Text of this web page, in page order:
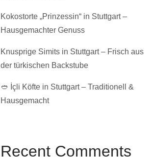
Kokostorte „Prinzessin“ in Stuttgart –
Hausgemachter Genuss
Knusprige Simits in Stuttgart – Frisch aus
der türkischen Backstube
🥙 İçli Köfte in Stuttgart – Traditionell &
Hausgemacht
Recent Comments